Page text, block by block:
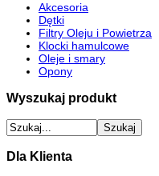
Akcesoria
Dętki
Filtry Oleju i Powietrza
Klocki hamulcowe
Oleje i smary
Opony
Wyszukaj produkt
Dla Klienta